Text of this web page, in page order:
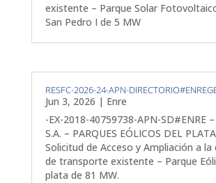
existente – Parque Solar
San Pedro I de 5 MW
RESFC-2026-24-APN-
Jun 3, 2026 | Enre
-EX-2018-40759738-APN-SD#ENRE
S.A. – PARQUES EÓLICOS DEL
Solicitud de Acceso y Ampliación a la
de transporte existente – Parque
plata de 81 MW.